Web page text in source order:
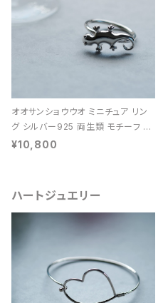
オオサンショウウオ ミニチュア リン
グ シルバー925 両生類 モチーフ レ
ディース ユニセックス
¥10,800
ハートジュエリー